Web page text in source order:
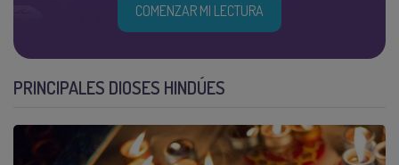
COMENZAR MI LECTURA
PRINCIPALES DIOSES HINDÚES